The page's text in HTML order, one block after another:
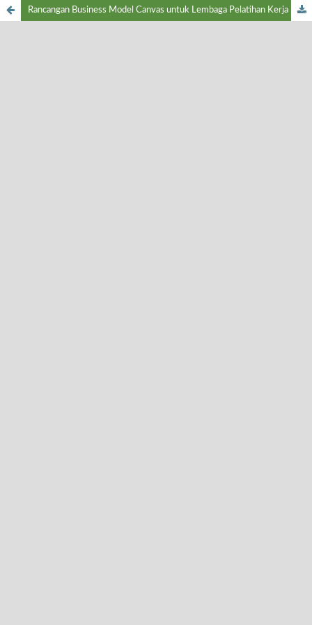
Rancangan Business Model Canvas untuk Lembaga Pelatihan Kerja Bidang Instruktur